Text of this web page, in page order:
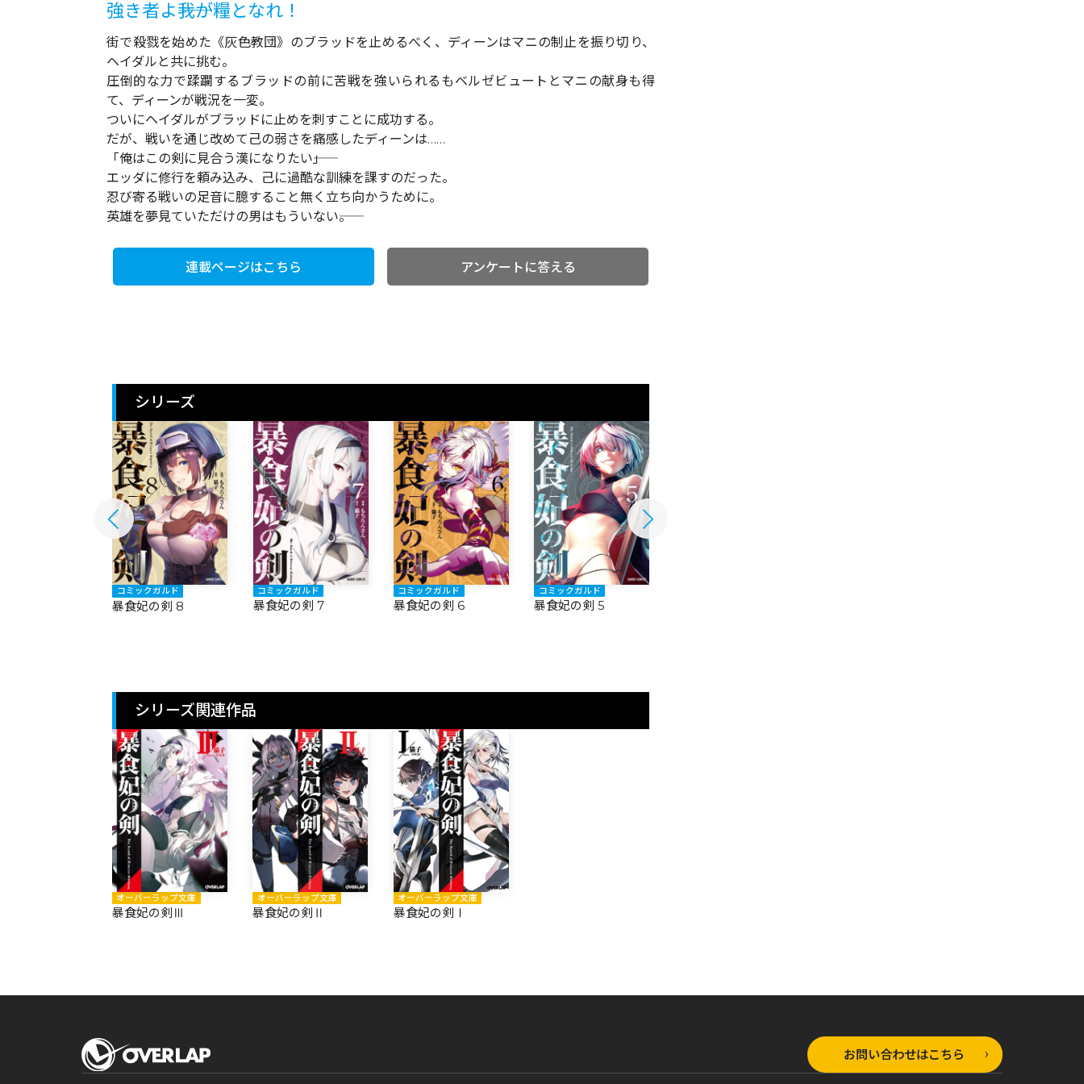
強き者よ――我が糧となれ！
街で殺戮を始めた《灰色教団》のブラッドを止めるべく、ディーンはマニの制止を振り切り、
ヘイダルと共に挑む。
圧倒的な力で蹂躙するブラッドの前に苦戦を強いられるもベルゼビュートとマニの献身も得
て、ディーンが戦況を一変。
ついにヘイダルがブラッドに止めを刺すことに成功する。
だが、戦いを通じ改めて己の弱さを痛感したディーンは……
「俺はこの剣に見合う漢になりたい――」
エッダに修行を頼み込み、己に過酷な訓練を課すのだった。
忍び寄る戦いの足音に臆すること無く立ち向かうために。
英雄を夢見ていただけの男はもういない――。
連載ページはこちら アンケートに答える
シリーズ
コミックガルド
暴食妃の剣 8
コミックガルド
暴食妃の剣 7
コミックガルド
暴食妃の剣 6
コミックガルド
暴食妃の剣 5
シリーズ関連作品
オーバーラップ文庫
暴食妃の剣Ⅲ
オーバーラップ文庫
暴食妃の剣Ⅱ
オーバーラップ文庫
暴食妃の剣Ⅰ
お問い合わせはこちら